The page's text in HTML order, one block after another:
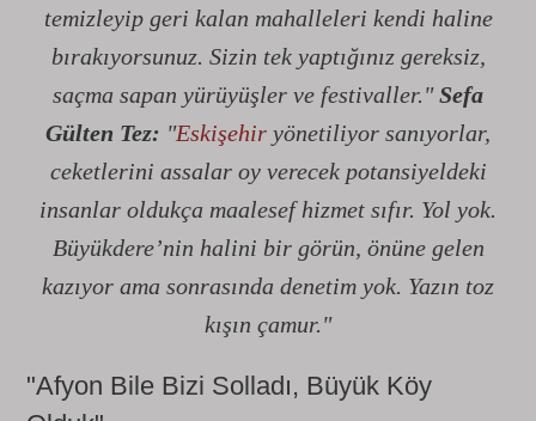
temizleyip geri kalan mahalleleri kendi haline
bırakıyorsunuz. Sizin tek yaptığınız gereksiz,
saçma sapan yürüyüşler ve festivaller."Sefa
Gülten Tez: "Eskişehir yönetiliyor sanıyorlar,
ceketlerini assalar oy verecek potansiyeldeki
insanlar oldukça maalesef hizmet sıfır. Yol yok.
Büyükdere’nin halini bir görün, önüne gelen
kazıyor ama sonrasında denetim yok. Yazın toz
kışın çamur."
"Afyon Bile Bizi Solladı, Büyük Köy